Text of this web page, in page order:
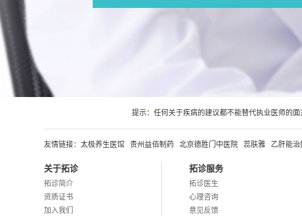
提示：任何关于疾病的建议都不能替代执业医师的
友情链接： 太极养生医馆 贵州益佰制药 北京德胜门中医院 蕊肤雅 乙肝能治
关于拓诊
拓诊简介
资质证书
加入我们
拓诊服务
拓诊医生
心理咨询
意见反馈